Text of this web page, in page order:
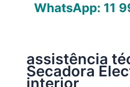
WhatsApp: 11
assistência
Secadora
interior